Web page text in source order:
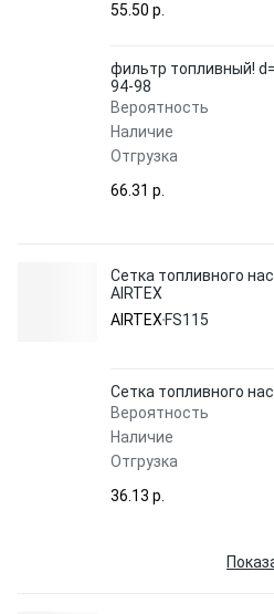
55.50 p.
фильтр топливный!
94-98
Вероятность
Наличие
Отгрузка
66.31 p.
Сетка топливного
AIRTEX
AIRTEX FS115
Сетка топливного
Вероятность
Наличие
Отгрузка
36.13 p.